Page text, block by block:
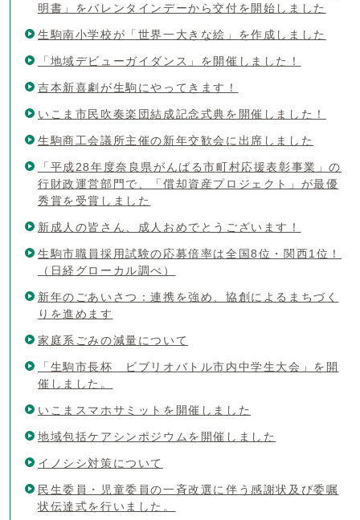
明書」をバレンタインデーから交付を開始しました
生駒南小学校が「世界一大きな絵」を作成しました
「地域デビューガイダンス」を開催しました！
吉本新喜劇が生駒にやってきます！
いこま市民吹奏楽団結成記念式典を開催しました！
生駒商工会議所主催の新年交歓会に出席しました
「平成28年度奈良県がんばる市町村応援表彰事業」の
行財政運営部門で、「償却資産プロジェクト」が最優
秀賞を受賞しました
新成人の皆さん、成人おめでとうございます！
生駒市職員採用試験の応募倍率は全国8位・関西1位！
（日経グローカル調べ）
新年のごあいさつ：連携を強め、協創によるまちづく
りを進めます
家庭系ごみの減量について
「生駒市長杯 ビブリオバトル市内中学生大会」を開
催しました。
いこまスマホサミットを開催しました
地域包括ケアシンポジウムを開催しました
イノシシ対策について
民生委員・児童委員の一斉改選に伴う感謝状及び委嘱
状伝達式を行いました。